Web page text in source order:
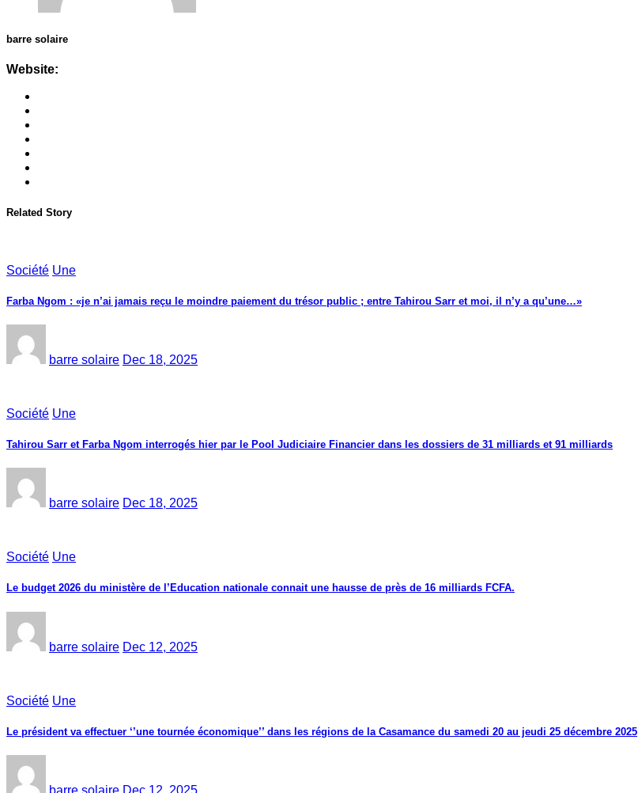
barre solaire
Website:
Related Story
Société Une
Farba Ngom : «je n’ai jamais reçu le moindre paiement du trésor public ; entre Tahirou Sarr et moi, il n’y a qu’une…»
barre solaire Dec 18, 2025
Société Une
Tahirou Sarr et Farba Ngom interrogés hier par le Pool Judiciaire Financier dans les dossiers de 31 milliards et 91 milliards
barre solaire Dec 18, 2025
Société Une
Le budget 2026 du ministère de l’Education nationale connait une hausse de près de 16 milliards FCFA.
barre solaire Dec 12, 2025
Société Une
Le président va effectuer ‘’une tournée économique’’ dans les régions de la Casamance du samedi 20 au jeudi 25 décembre 2025
barre solaire Dec 12, 2025